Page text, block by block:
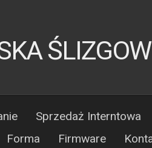
Sprzedaż Interntowa
Forma Firmware